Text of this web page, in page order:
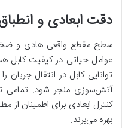
دقت ابعادی و انطباق
سطح مقطع واقعی هادی و
عوامل حیاتی در کیفیت کابل
توانایی کابل در انتقال
آتش‌سوزی منجر شود. تمامی
کنترل ابعادی برای اطمینان از
بهره می‌برند.